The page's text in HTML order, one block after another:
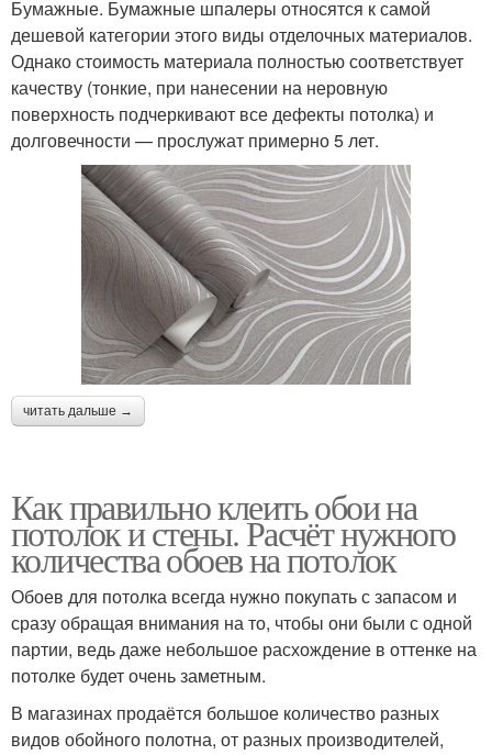
Бумажные. Бумажные шпалеры относятся к самой
дешевой категории этого виды отделочных материалов.
Однако стоимость материала полностью соответствует
качеству (тонкие, при нанесении на неровную
поверхность подчеркивают все дефекты потолка) и
долговечности — прослужат примерно 5 лет.
читать дальше →
Как правильно клеить обои на
потолок и стены. Расчёт нужного
количества обоев на потолок
Обоев для потолка всегда нужно покупать с запасом и
сразу обращая внимания на то, чтобы они были с одной
партии, ведь даже небольшое расхождение в оттенке на
потолке будет очень заметным.
В магазинах продаётся большое количество разных
видов обойного полотна, от разных производителей,